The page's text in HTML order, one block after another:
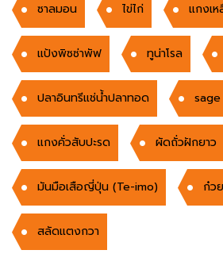
ซาลมอน ไข่ไก่ แกงเ
แป้งพิซซ่าพัฟ ทูน่าโรล
ปลาอินทรีแช่น้ำปลาทอด sage
แกงคั่วสับปะรด ผัดถั่วฝักยาว
มันมือเสือญี่ปุ่น (Te-imo) ก๋ว
สลัดแตงกวา